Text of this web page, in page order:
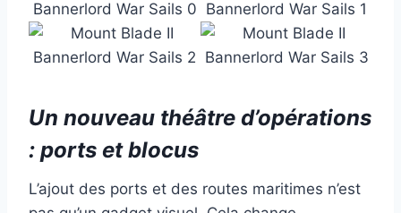
Un nouveau théâtre d’opérations
: ports et blocus
L’ajout des ports et des routes maritimes n’est